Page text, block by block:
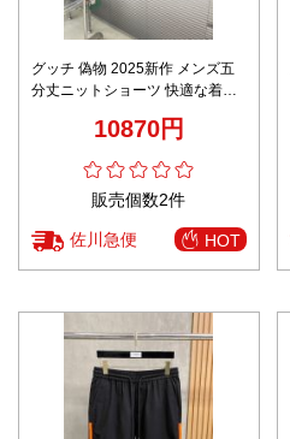
グッチ 偽物 2025新作 メンズ五
分丈ニットショーツ 快適な着心
10870円
販売個数2件
佐川急便 HOT